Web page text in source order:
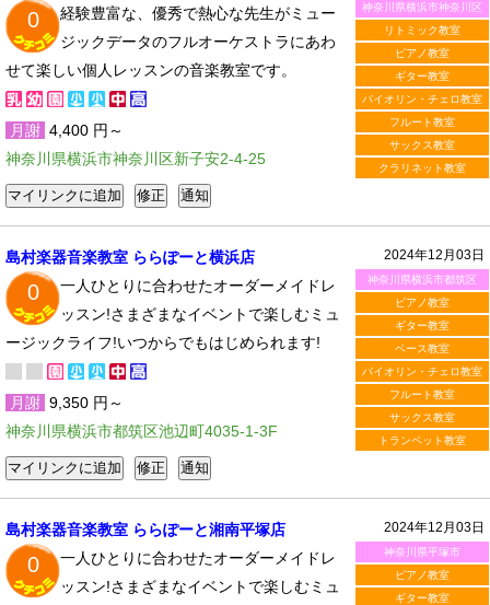
神奈川県横浜市神奈川区
リトミック教室
ピアノ教室
ギター教室
バイオリン・チェロ教室
フルート教室
サックス教室
クラリネット教室
0
経験豊富な、優秀で熱心な先生がミュー
ジックデータのフルオーケストラにあわ
せて楽しい個人レッスンの音楽教室です。
月謝 4,400 円～
神奈川県横浜市神奈川区新子安2-4-25
2024年12月03日
神奈川県横浜市都筑区
ピアノ教室
ギター教室
ベース教室
バイオリン・チェロ教室
フルート教室
サックス教室
トランペット教室
島村楽器音楽教室 ららぽーと横浜店
0
一人ひとりに合わせたオーダーメイドレ
ッスン!さまざまなイベントで楽しむミュ
ージックライフ!いつからでもはじめられます!
月謝 9,350 円～
神奈川県横浜市都筑区池辺町4035-1-3F
2024年12月03日
神奈川県平塚市
ピアノ教室
ギター教室
島村楽器音楽教室 ららぽーと湘南平塚店
0
一人ひとりに合わせたオーダーメイドレ
ッスン!さまざまなイベントで楽しむミュ